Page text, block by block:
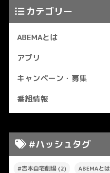
カテゴリー
ABEMAとは
アプリ
キャンペーン・募集
番組情報
#ハッシュタグ
#吉本自宅劇場(2) ABEMAとは